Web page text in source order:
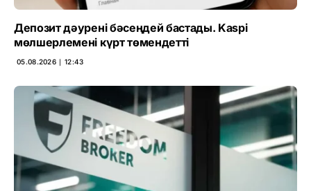
Депозит дәурені бәсеңдей бастады. Kaspi
мөлшерлемені күрт төмендетті
05.08.2026 ∣ 12:43